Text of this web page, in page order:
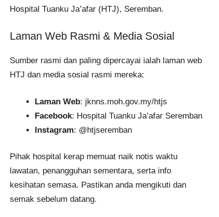
Hospital Tuanku Ja’afar (HTJ), Seremban.
Laman Web Rasmi & Media Sosial
Sumber rasmi dan paling dipercayai ialah laman web
HTJ dan media sosial rasmi mereka:
Laman Web: jknns.moh.gov.my/htjs
Facebook: Hospital Tuanku Ja’afar Seremban
Instagram: @htjseremban
Pihak hospital kerap memuat naik notis waktu
lawatan, penangguhan sementara, serta info
kesihatan semasa. Pastikan anda mengikuti dan
semak sebelum datang.